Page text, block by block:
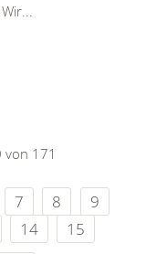
von 171
7 8
9
14
15